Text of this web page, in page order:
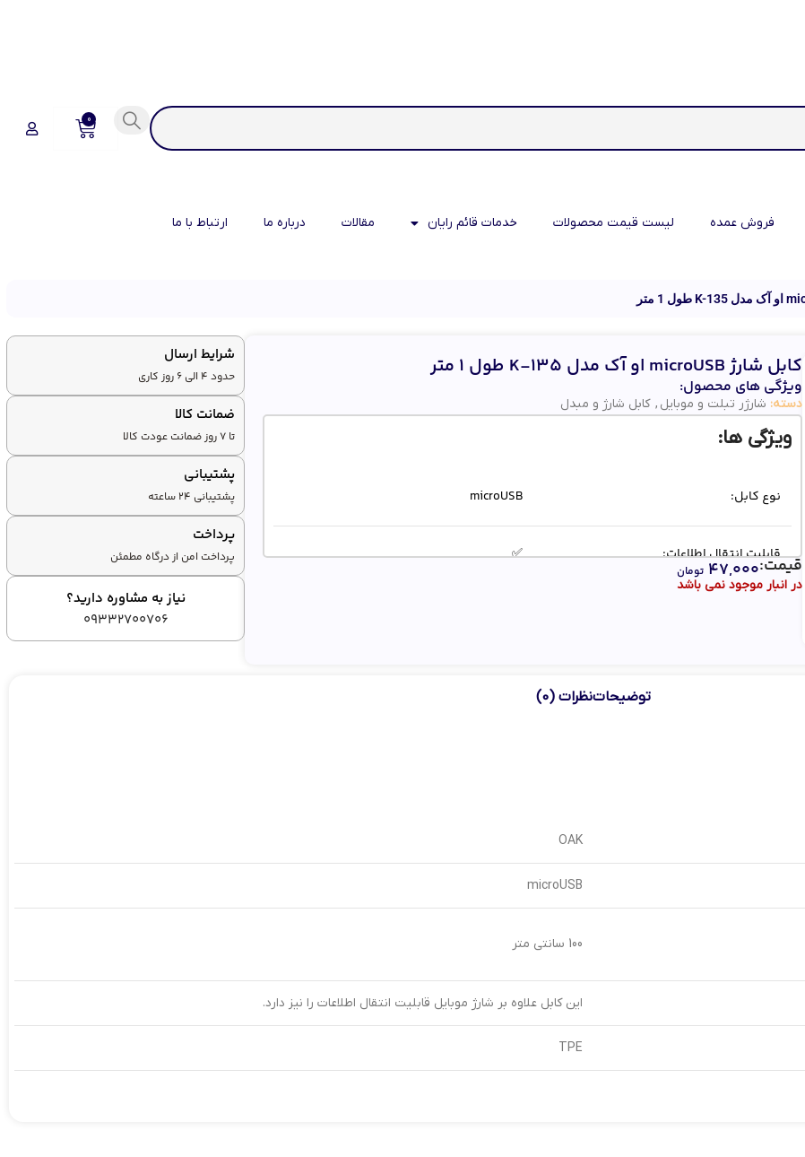
0
فروش عمده لیست قیمت محصولات خدمات قائم رایان مقالات درباره ما ارتباط با ما
کابل شارژ microUSB او آک مدل K-135 طول 1 متر
ویژگی های محصول:
دسته: شارژر تبلت و موبایل , کابل شارژ و مبدل
ویژگی ها:
نوع کابل: microUSB
قابلیت انتقال اطلاعات: ✅
در انبار موجود نمی باشد
قیمت:۴۷,۰۰۰ تومان
شرایط ارسال
حدود 4 الی 6 روز کاری
ضمانت کالا
تا ۷ روز ضمانت عودت کالا
پشتیبانی
پشتیبانی ۲۴ ساعته
پرداخت
پرداخت امن از درگاه مطمئن
نیاز به مشاوره دارید؟
09332700706
توضیحاتنظرات (0)
OAK
microUSB
100 سانتی متر
این کابل علاوه بر شارژ موبایل قابلیت انتقال اطلاعات را نیز دارد.
TPE